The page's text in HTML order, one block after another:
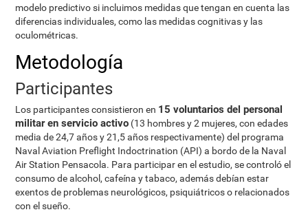
modelo predictivo si incluimos medidas que tengan en cuenta las
diferencias individuales, como las medidas cognitivas y las
oculométricas.
Metodología
Participantes
Los participantes consistieron en 15 voluntarios del personal
militar en servicio activo (13 hombres y 2 mujeres, con edades
media de 24,7 años y 21,5 años respectivamente) del programa
Naval Aviation Preflight Indoctrination (API) a bordo de la Naval
Air Station Pensacola. Para participar en el estudio, se controló el
consumo de alcohol, cafeína y tabaco, además debían estar
exentos de problemas neurológicos, psiquiátricos o relacionados
con el sueño.